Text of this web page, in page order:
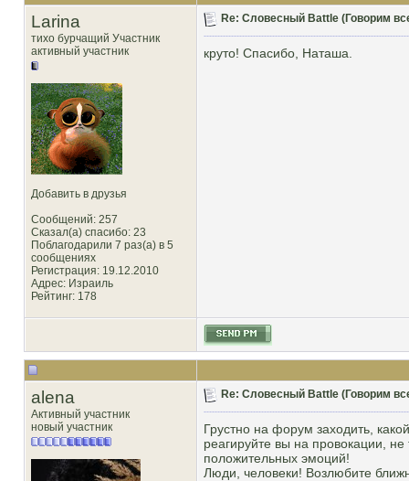
Larina
тихо бурчащий Участник
активный участник
Добавить в друзья
Сообщений: 257
Сказал(а) спасибо: 23
Поблагодарили 7 раз(а) в 5
сообщениях
Регистрация: 19.12.2010
Адрес: Израиль
Рейтинг: 178
Re: Словесный Battle (Говорим
круто! Спасибо, Наташа.
alena
Активный участник
новый участник
Re: Словесный Battle (Говорим
Грустно на форум заходить,
реагируйте вы на провокации,
положительных эмоций!
Люди, человеки! Возлюбите